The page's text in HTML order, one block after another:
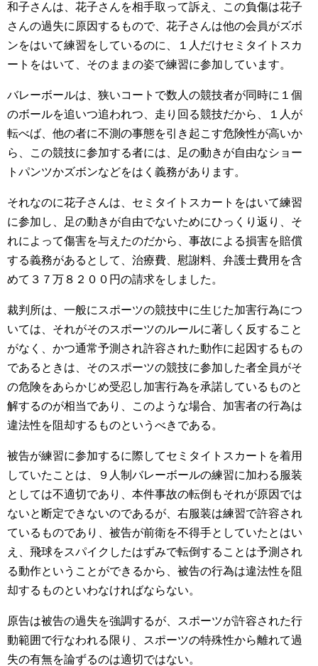
和子さんは、花子さんを相手取って訴え、この負傷は花子
さんの過失に原因するもので、花子さんは他の会員がズボ
ンをはいて練習をしているのに、１人だけセミタイトスカ
ートをはいて、そのままの姿で練習に参加しています。
バレーボールは、狭いコートで数人の競技者が同時に１個
のボールを追いつ追われつ、走り回る競技だから、１人が
転べば、他の者に不測の事態を引き起こす危険性が高いか
ら、この競技に参加する者には、足の動きが自由なショー
トパンツかズボンなどをはく義務があります。
それなのに花子さんは、セミタイトスカートをはいて練習
に参加し、足の動きが自由でないためにひっくり返り、そ
れによって傷害を与えたのだから、事故による損害を賠償
する義務があるとして、治療費、慰謝料、弁護士費用を含
めて３７万８２００円の請求をしました。
裁判所は、一般にスポーツの競技中に生じた加害行為につ
いては、それがそのスポーツのルールに著しく反すること
がなく、かつ通常予測され許容された動作に起因するもの
であるときは、そのスポーツの競技に参加した者全員がそ
の危険をあらかじめ受忍し加害行為を承諾しているものと
解するのが相当であり、このような場合、加害者の行為は
違法性を阻却するものというべきである。
被告が練習に参加するに際してセミタイトスカートを着用
していたことは、９人制バレーボールの練習に加わる服装
としては不適切であり、本件事故の転倒もそれが原因では
ないと断定できないのであるが、右服装は練習で許容され
ているものであり、被告が前衛を不得手としていたとはい
え、飛球をスパイクしたはずみで転倒することは予測され
る動作ということができるから、被告の行為は違法性を阻
却するものといわなければならない。
原告は被告の過失を強調するが、スポーツが許容された行
動範囲で行なわれる限り、スポーツの特殊性から離れて過
失の有無を論ずるのは適切ではない。